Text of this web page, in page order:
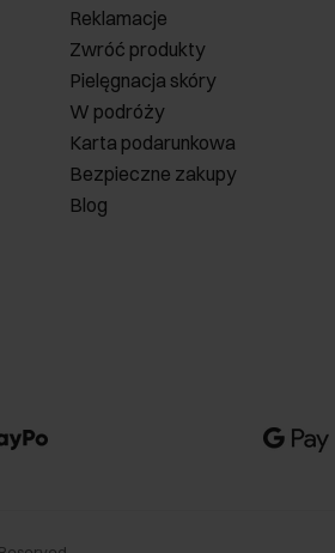
Reklamacje
Zwróć produkty
Pielęgnacja skóry
W podróży
Karta podarunkowa
Bezpieczne zakupy
Blog